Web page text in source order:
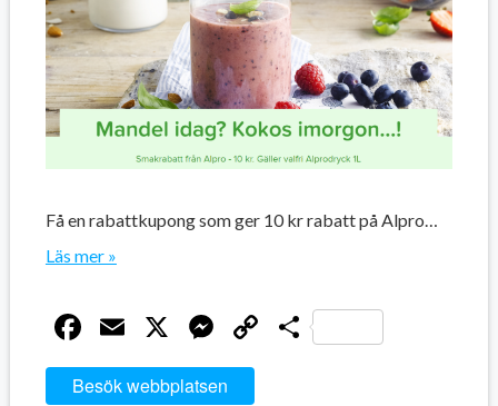
Få en rabattkupong som ger 10 kr rabatt på Alpro…
Läs mer »
Facebook
Email
X Messenger
CopyDela
Besök webbplatsen